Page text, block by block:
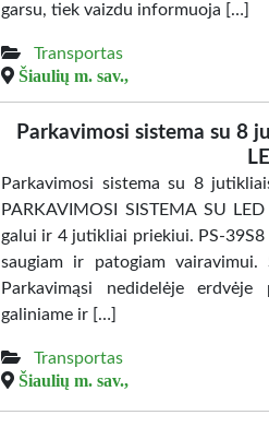
garsu, tiek vaizdu informuoja […]
Transportas
Šiaulių m. sav.,
Parkavimosi sistema su 8
Parkavimosi sistema su 8
PARKAVIMOSI SISTEMA SU
galui ir 4 jutikliai priekiui. PS-
saugiam ir patogiam
Parkavimąsi nedidelėje
galiniame ir […]
Transportas
Šiaulių m. sav.,